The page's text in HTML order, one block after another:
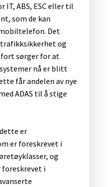
ABS, ESC eller til
som de kan
Det
og
sørger for at
nå er blitt
får andelen av nye
ADAS til å stige
er
er foreskrevet i
og
foreskrevet i